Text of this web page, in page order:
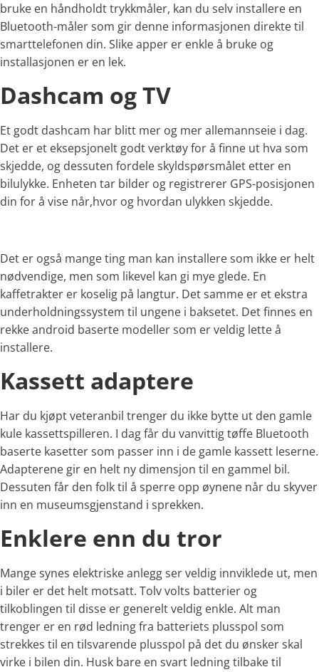
bruke en håndholdt trykkmåler, kan du selv installere en
Bluetooth-måler som gir denne informasjonen direkte til
smarttelefonen din. Slike apper er enkle å bruke og
installasjonen er en lek.
Dashcam og TV
Et godt dashcam har blitt mer og mer allemannseie i dag.
Det er et eksepsjonelt godt verktøy for å finne ut hva som
skjedde, og dessuten fordele skyldspørsmålet etter en
bilulykke. Enheten tar bilder og registrerer GPS-posisjonen
din for å vise når,hvor og hvordan ulykken skjedde.
Det er også mange ting man kan installere som ikke er helt
nødvendige, men som likevel kan gi mye glede. En
kaffetrakter er koselig på langtur. Det samme er et ekstra
underholdningssystem til ungene i baksetet. Det finnes en
rekke android baserte modeller som er veldig lette å
installere.
Kassett adaptere
Har du kjøpt veteranbil trenger du ikke bytte ut den gamle
kule kassettspilleren. I dag får du vanvittig tøffe Bluetooth
baserte kasetter som passer inn i de gamle kassett leserne.
Adapterene gir en helt ny dimensjon til en gammel bil.
Dessuten får den folk til å sperre opp øynene når du skyver
inn en museumsgjenstand i sprekken.
Enklere enn du tror
Mange synes elektriske anlegg ser veldig innviklede ut, men
i biler er det helt motsatt. Tolv volts batterier og
tilkoblingen til disse er generelt veldig enkle. Alt man
trenger er en rød ledning fra batteriets plusspol som
strekkes til en tilsvarende plusspol på det du ønsker skal
virke i bilen din. Husk bare en svart ledning tilbake til